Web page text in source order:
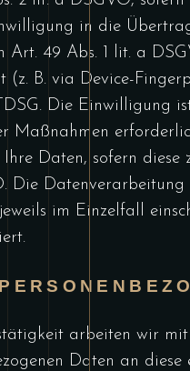
in die
Art. 49 Abs. 1 lit. a
(z. B. via Device-
Die Einwilligung
Maßnahmen
Daten, sofern
Die
im Einzelfall
arbeiten wir
Daten an